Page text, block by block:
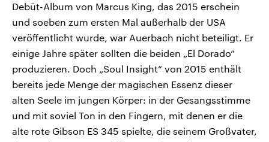
Debüt-Album von Marcus King, das 2015 erschein
und soeben zum ersten Mal außerhalb der USA
veröffentlicht wurde, war Auerbach nicht beteiligt. Er
einige Jahre später sollten die beiden „El Dorado“
produzieren. Doch „Soul Insight“ von 2015 enthält
bereits jede Menge der magischen Essenz dieser
alten Seele im jungen Körper: in der Gesangsstimme
und mit soviel Ton in den Fingern, mit denen er die
alte rote Gibson ES 345 spielte, die seinem Großvater,